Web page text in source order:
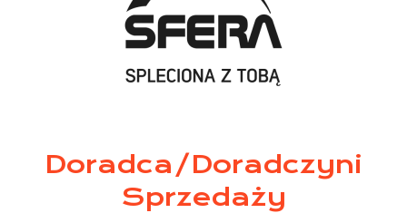
Doradca/Doradczyni
Sprzedaży